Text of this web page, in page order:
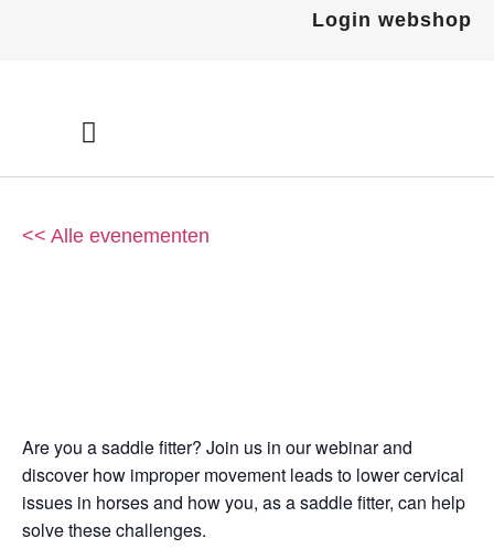
Login webshop
<< Alle evenementen
Are you a saddle fitter? Join us in our webinar and
discover how improper movement leads to lower cervical
issues in horses and how you, as a saddle fitter, can help
solve these challenges.